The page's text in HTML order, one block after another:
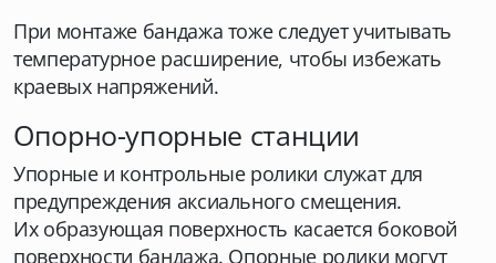
При монтаже бандажа тоже следует учитывать
температурное расширение, чтобы избежать
краевых напряжений.
Опорно-упорные станции
Упорные и контрольные ролики служат для
предупреждения аксиального смещения.
Их образующая поверхность касается боковой
поверхности бандажа. Опорные ролики могут